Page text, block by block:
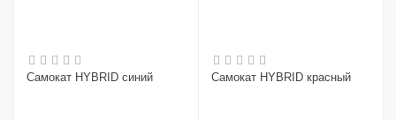
Самокат HYBRID синий Самокат HYBRID красный